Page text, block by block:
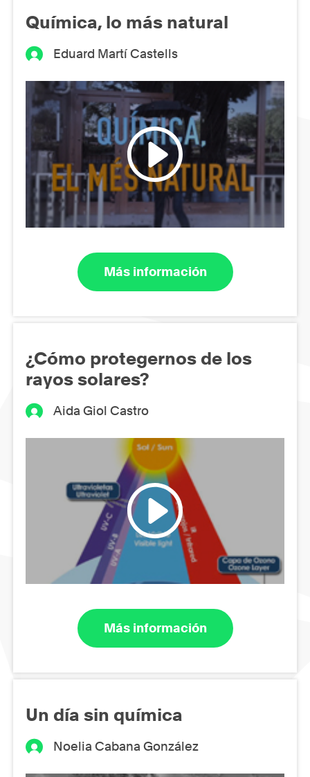
Química, lo más natural
Eduard Martí Castells
Más información
¿Cómo protegernos de los
rayos solares?
Aida Giol Castro
Más información
Un día sin química
Noelia Cabana González